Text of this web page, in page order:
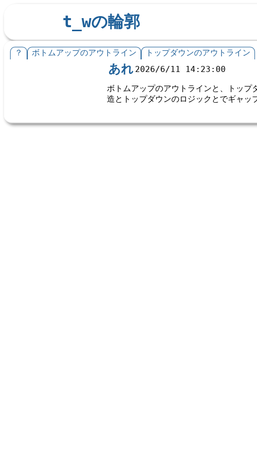
t_wの輪郭
？ ボトムアップのアウトライン トップダウンのアウトライン
あれ 2026/6/11 14:23:00
ボトムアップのアウトラインと、トップ
造とトップダウンのロジックとでギャッ